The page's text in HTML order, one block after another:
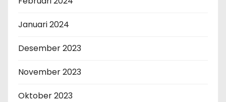
Januari 2024
Desember 2023
November 2023
Oktober 2023